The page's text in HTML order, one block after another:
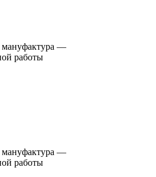
мануфактура —
работы
мануфактура —
работы